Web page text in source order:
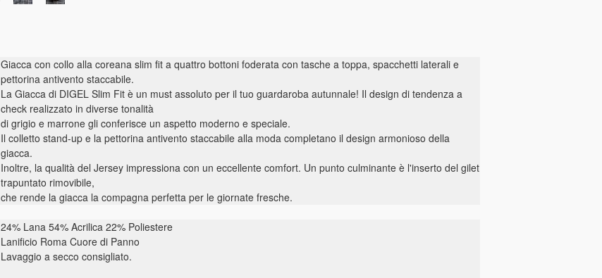
Giacca con collo alla coreana slim fit a quattro bottoni foderata con tasche a toppa, spacchetti laterali e
pettorina antivento staccabile.
La Giacca di DIGEL Slim Fit è un must assoluto per il tuo guardaroba autunnale! Il design di tendenza a
check realizzato in diverse tonalità
di grigio e marrone gli conferisce un aspetto moderno e speciale.
Il colletto stand-up e la pettorina antivento staccabile alla moda completano il design armonioso della
giacca.
Inoltre, la qualità del Jersey impressiona con un eccellente comfort. Un punto culminante è l'inserto del gilet
trapuntato rimovibile,
che rende la giacca la compagna perfetta per le giornate fresche.
24% Lana 54% Acrilica 22% Poliestere
Lanificio Roma Cuore di Panno
Lavaggio a secco consigliato.